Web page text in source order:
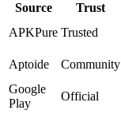
Source Trust
APKPure Trusted
Aptoide
Community
Google
Play
Official